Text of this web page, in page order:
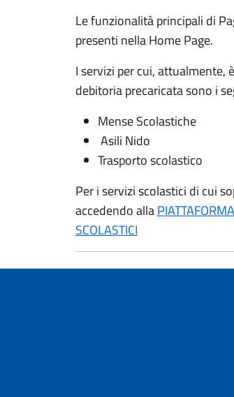
Le funzionalità principali di
presenti nella Home Page.
I servizi per cui,
debitoria precaricata sono i
Mense Scolastiche
Asili Nido
Trasporto scolastico
Per i servizi scolastici di cui
accedendo alla
SCOLASTICI